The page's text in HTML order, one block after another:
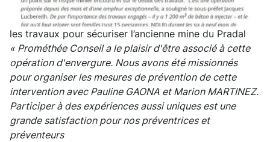
les travaux pour sécuriser l’ancienne mine du Pradal
« Prométhée Conseil a le plaisir d'être associé à cette
opération d'envergure. Nous avons été missionnés
pour organiser les mesures de prévention de cette
intervention avec Pauline GAONA et Marion MARTINEZ.
Participer à des expériences aussi uniques est une
grande satisfaction pour nos préventrices et
préventeurs